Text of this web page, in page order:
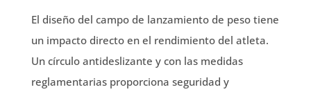
El diseño del campo de lanzamiento de peso tiene
un impacto directo en el rendimiento del atleta.
Un círculo antideslizante y con las medidas
reglamentarias proporciona seguridad y